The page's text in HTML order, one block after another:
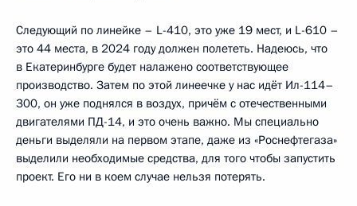
Следующий по линейке – L-410, это уже 19 мест, и L-610 –
это 44 места, в 2024 году должен полететь. Надеюсь, что
в Екатеринбурге будет налажено соответствующее
производство. Затем по этой линеечке у нас идёт Ил-114–
300, он уже поднялся в воздух, причём с отечественными
двигателями ПД-14, и это очень важно. Мы специально
деньги выделяли на первом этапе, даже из «Роснефтегаза»
выделили необходимые средства, для того чтобы запустить
проект. Его ни в коем случае нельзя потерять.